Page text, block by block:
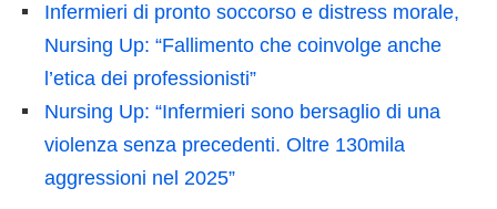
Infermieri di pronto soccorso e distress morale,
Nursing Up: “Fallimento che coinvolge anche
l’etica dei professionisti”
Nursing Up: “Infermieri sono bersaglio di una
violenza senza precedenti. Oltre 130mila
aggressioni nel 2025”